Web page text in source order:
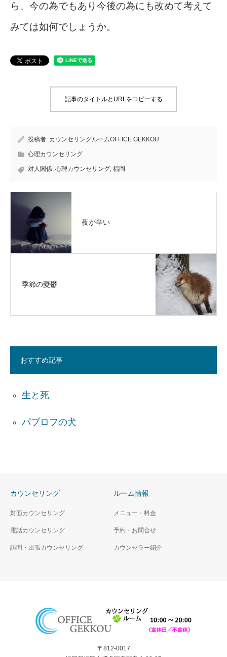
ら、今の為でもあり今後の為にも改めて考えて
みては如何でしょうか。
記事のタイトルとURLをコピーする
投稿者: カウンセリングルームOFFICE GEKKOU
心理カウンセリング
対人関係, 心理カウンセリング, 福岡
夜が辛い
季節の憂鬱
おすすめ記事
生と死
パブロフの犬
カウンセリング
対面カウンセリング
電話カウンセリング
訪問・出張カウンセリング
ルーム情報
メニュー・料金
予約・お問合せ
カウンセラー紹介
〒812-0017